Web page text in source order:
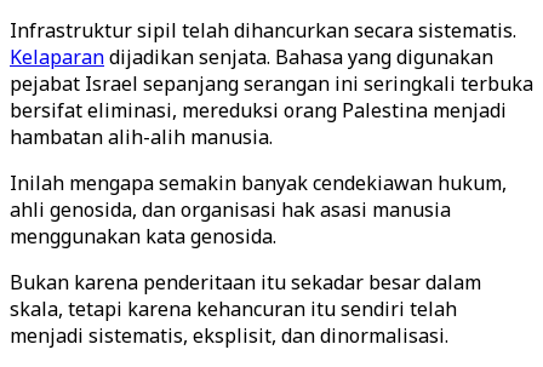
Infrastruktur sipil telah dihancurkan secara sistematis.
Kelaparandijadikan senjata. Bahasa yang digunakan
pejabat Israel sepanjang serangan ini seringkali terbuka
bersifat eliminasi, mereduksi orang Palestina menjadi
hambatan alih-alih manusia.
Inilah mengapa semakin banyak cendekiawan hukum,
ahli genosida, dan organisasi hak asasi manusia
menggunakan kata genosida.
Bukan karena penderitaan itu sekadar besar dalam
skala, tetapi karena kehancuran itu sendiri telah
menjadi sistematis, eksplisit, dan dinormalisasi.